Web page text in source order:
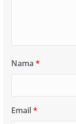
Nama *
Email*